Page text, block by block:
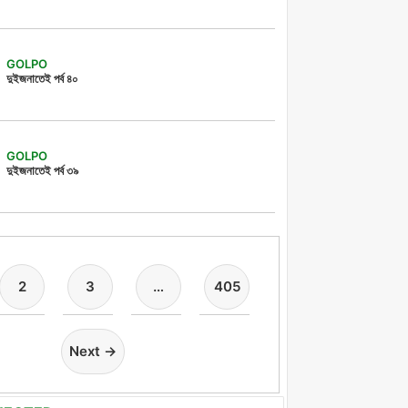
GOLPO
দুইজনাতেই পর্ব ৪০
GOLPO
দুইজনাতেই পর্ব ৩৯
2 3 … 405
Next →